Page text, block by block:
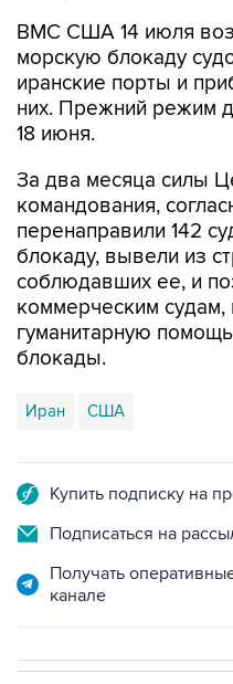
ВМС США 14 июля
морскую блокаду
иранские порты и
них. Прежний режим
18 июня.
За два месяца силы
командования,
перенаправили 142
блокаду, вывели из
соблюдавших ее, и
коммерческим
гуманитарную
блокады.
Иран США
Купить подписку на
Подписаться на
Получать
канале